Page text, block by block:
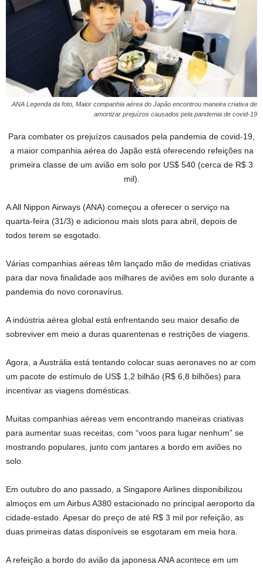
ANA Legenda da foto, Maior companhia aérea do Japão encontrou maneira criativa de
amortizar prejuízos causados pela pandemia de covid-19
Para combater os prejuízos causados pela pandemia de covid-19,
a maior companhia aérea do Japão está oferecendo refeições na
primeira classe de um avião em solo por US$ 540 (cerca de R$ 3
mil).
A All Nippon Airways (ANA) começou a oferecer o serviço na
quarta-feira (31/3) e adicionou mais slots para abril, depois de
todos terem se esgotado.
Várias companhias aéreas têm lançado mão de medidas criativas
para dar nova finalidade aos milhares de aviões em solo durante a
pandemia do novo coronavírus.
A indústria aérea global está enfrentando seu maior desafio de
sobreviver em meio a duras quarentenas e restrições de viagens.
Agora, a Austrália está tentando colocar suas aeronaves no ar com
um pacote de estímulo de US$ 1,2 bilhão (R$ 6,8 bilhões) para
incentivar as viagens domésticas.
Muitas companhias aéreas vem encontrando maneiras criativas
para aumentar suas receitas, com “voos para lugar nenhum” se
mostrando populares, junto com jantares a bordo em aviões no
solo.
Em outubro do ano passado, a Singapore Airlines disponibilizou
almoços em um Airbus A380 estacionado no principal aeroporto da
cidade-estado. Apesar do preço de até R$ 3 mil por refeição, as
duas primeiras datas disponíveis se esgotaram em meia hora.
A refeição a bordo do avião da japonesa ANA acontece em um